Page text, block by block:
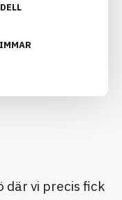
där vi precis fick